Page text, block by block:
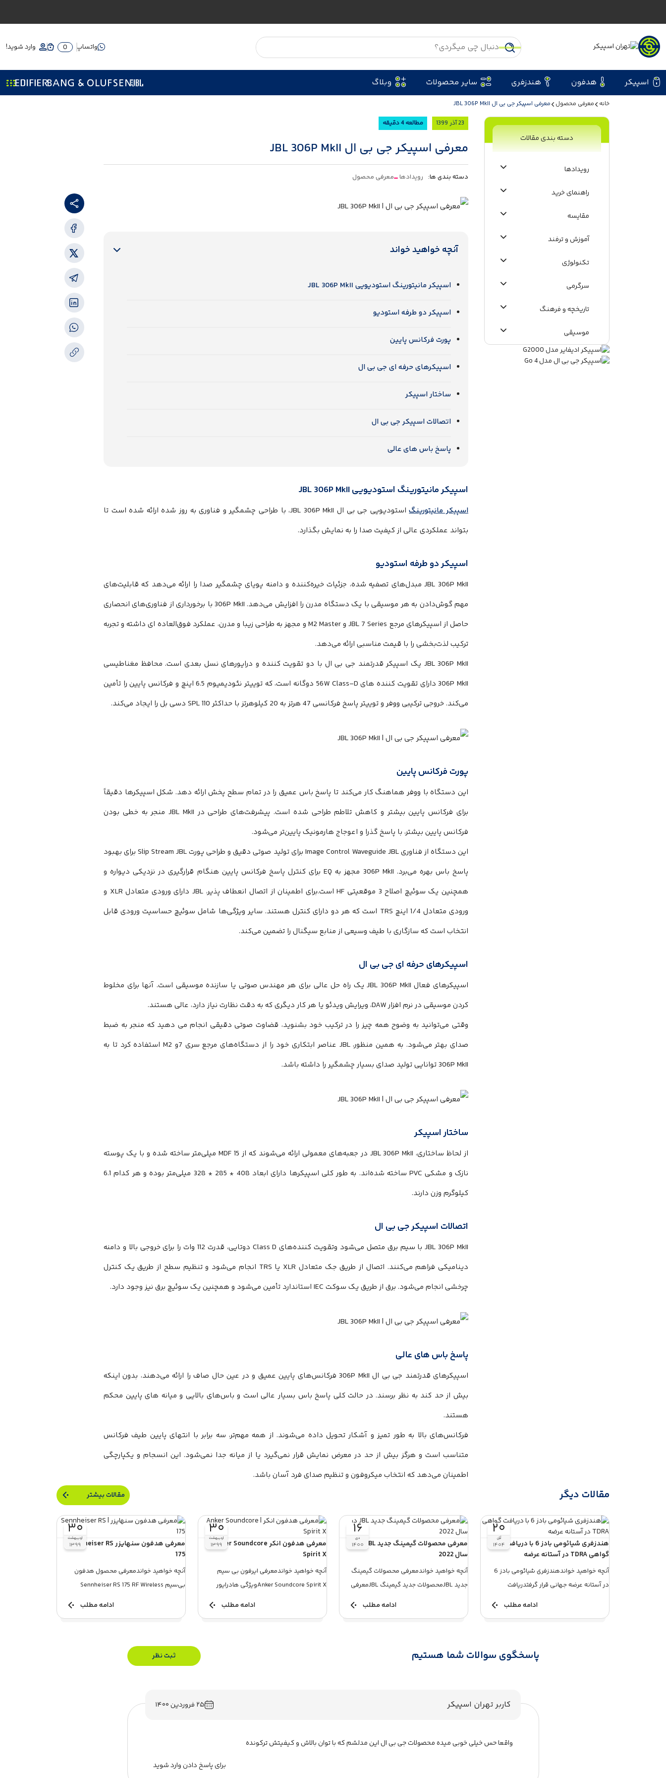
واتساپ 0 وارد شوید!
اسپیکر هدفون هندزفری سایر محصولات وبلاگ
خانه معرفی محصول معرفی اسپیکر جی بی ال JBL 306P MkII
دسته بندی مقالات
رویدادها
راهنمای خرید
مقایسه
آموزش و ترفند
تکنولوژی
سرگرمی
تاریخچه و فرهنگ
موسیقی
اطلاعات عمومی
23 آذر 1399 مطالعه 4 دقیقه
معرفی اسپیکر جی بی ال JBL 306P MkII
دسته بندی ها: رویدادها معرفی محصول
آنچه خواهید خواند
اسپیکر مانیتورینگ استودیویی JBL 306P MkII
اسپیکر دو طرفه استودیو
پورت فرکانس پایین
اسپیکرهای حرفه ای جی بی ال
ساختار اسپیکر
اتصالات اسپیکر جی بی ال
پاسخ باس های عالی
اسپیکر مانیتورینگ استودیویی JBL 306P MkII
اسپیکر مانیتورینگ
استودیویی جی بی ال JBL 306P MkII، با طراحی چشمگیر و فناوری به روز شده ارائه شده است تا
بتواند عملکردی عالی از کیفیت صدا را به نمایش بگذارد.
اسپیکر دو طرفه استودیو
JBL 306P MkII مبدل‌‌‌‌‌‌‌‌‌‌‌‌‌‌‌‌‌‌‌‌‌‌‌‌‌‌‌‌‌‌‌‌‌‌‌‌‌‌‌‌های تصفیه شده، جزئیات خیره‌‌‌‌‌‌‌‌‌‌‌‌‌‌‌‌‌‌‌‌‌‌‌‌‌‌‌‌‌‌‌‌‌‌‌‌‌‌‌‌كننده و دامنه پویای چشمگیر صدا را ارائه می‌‌‌‌‌‌‌‌‌‌‌‌‌‌‌‌‌‌‌‌‌‌‌‌‌‌‌‌‌‌‌‌‌‌‌‌‌‌‌‌دهد كه قابلیت‌‌‌‌‌‌‌‌‌‌‌‌‌‌‌‌‌‌‌‌‌‌‌‌‌‌‌‌‌‌‌‌‌‌‌‌‌‌‌‌های
مهم گوش‌‌‌‌‌‌‌‌‌‌‌‌‌‌‌‌‌‌‌‌‌‌‌‌‌‌‌‌‌‌‌‌‌‌‌‌‌‌‌‌دادن به هر موسیقی با یک دستگاه مدرن را افزایش می‌‌‌‌‌‌‌‌‌‌‌‌‌‌‌‌‌‌‌‌‌‌‌‌‌‌‌‌‌‌‌‌‌‌‌‌‌‌‌‌دهد. 306P MkII با برخورداری از فناوری‌‌‌‌‌‌‌‌‌‌‌‌‌‌‌‌‌‌‌‌‌‌‌‌‌‌‌‌‌‌‌‌‌‌‌‌‌‌‌‌های انحصاری
حاصل از اسپیکرهای مرجع JBL 7 Series و M2 Master و مجهز به طراحی زیبا و مدرن، عملکرد فوق‌‌‌‌‌‌‌‌‌‌‌‌‌‌‌‌‌‌‌‌‌‌‌‌‌‌‌‌‌‌‌‌‌‌‌‌‌‌‌‌العاده ای داشته و تجربه
ترکیب لذت‌‌‌‌‌‌‌‌‌‌‌‌‌‌‌‌‌‌‌‌‌‌‌‌‌‌‌‌‌‌‌‌‌‌‌‌‌‌‌‌بخشی را با قیمت مناسبی ارائه می‌‌‌‌‌‌‌‌‌‌‌‌‌‌‌‌‌‌‌‌‌‌‌‌‌‌‌‌‌‌‌‌‌‌‌‌‌‌‌‌دهد.
JBL 306P MkII یک اسپیکر قدرتمند جی بی ال با دو تقویت کننده و درایورهای نسل بعدی است. محافظ مغناطیسی
306P MkII دارای تقویت کننده های 56W Class-D دوگانه است، که توییتر نئودیمیوم 6.5 اینچ و فرکانس پایین را تأمین
می‌‌‌‌‌‌‌‌‌‌‌‌‌‌‌‌‌‌‌‌‌‌‌‌‌‌‌‌‌‌‌‌‌‌‌‌‌‌‌‌کند. خروجی ترکیبی ووفر و توییتر پاسخ فرکانسی 47 هرتز به 20 کیلوهرتز با حداکثر SPL 110 دسی بل را ایجاد می‌‌‌‌‌‌‌‌‌‌‌‌‌‌‌‌‌‌‌‌‌‌‌‌‌‌‌‌‌‌‌‌‌‌‌‌‌‌‌‌کند.
پورت فرکانس پایین
این دستگاه با ووفر هماهنگ کار می‌‌‌‌‌‌‌‌‌‌‌‌‌‌‌‌‌‌‌‌‌‌‌‌‌‌‌‌‌‌‌‌‌‌‌‌‌‌‌‌کند تا پاسخ باس عمیق را در تمام سطح پخش ارائه دهد. شکل اسپیکرها دقیقاً
برای فرکانس پایین بیشتر و کاهش تلاطم طراحی شده است. پیشرفت‌‌‌‌‌‌‌‌‌‌‌‌‌‌‌‌‌‌‌‌‌‌‌‌‌‌‌‌‌‌‌‌‌‌‌‌‌‌‌‌های طراحی در JBL MkII منجر به خطی بودن
فرکانس پایین بیشتر، با پاسخ گذرا و اعوجاج هارمونیک پایین‌‌‌‌‌‌‌‌‌‌‌‌‌‌‌‌‌‌‌‌‌‌‌‌‌‌‌‌‌‌‌‌‌‌‌‌‌‌‌‌تر می‌‌‌‌‌‌‌‌‌‌‌‌‌‌‌‌‌‌‌‌‌‌‌‌‌‌‌‌‌‌‌‌‌‌‌‌‌‌‌‌شود.
این دستگاه از فناوری Image Control Waveguide JBL برای تولید صوتی دقیق و طراحی پورت Slip Stream JBL برای بهبود
پاسخ باس بهره می‌‌‌‌‌‌‌‌‌‌‌‌‌‌‌‌‌‌‌‌‌‌‌‌‌‌‌‌‌‌‌‌‌‌‌‌‌‌‌‌برد. 306P MkII مجهز به EQ برای کنترل پاسخ فرکانس پایین هنگام قرارگیری در نزدیکی دیواره و
همچنین یک سوئیچ اصلاح 3 موقعیتی HF است.برای اطمینان از اتصال انعطاف پذیر، JBL دارای ورودی متعادل XLR و
ورودی متعادل 1/4 اینچ TRS است که هر دو دارای کنترل هستند. سایر ویژگی‌‌‌‌‌‌‌‌‌‌‌‌‌‌‌‌‌‌‌‌‌‌‌‌‌‌‌‌‌‌‌‌‌‌‌‌‌‌‌‌ها شامل سوئیچ حساسیت ورودی قابل
انتخاب است که سازگاری با طیف وسیعی از منابع سیگنال را تضمین می‌‌‌‌‌‌‌‌‌‌‌‌‌‌‌‌‌‌‌‌‌‌‌‌‌‌‌‌‌‌‌‌‌‌‌‌‌‌‌‌کند.
اسپیکرهای حرفه ای جی بی ال
اسپیکرهای فعال JBL 306P MkII یک راه حل عالی برای هر مهندس صوتی یا سازنده موسیقی است. آنها برای مخلوط
کردن موسیقی در نرم افزار DAW، ویرایش ویدئو یا هر کار دیگری که به دقت نظارت نیاز دارد، عالی هستند.
وقتی می‌‌‌‌‌‌‌‌‌‌‌‌‌‌‌‌‌‌‌‌‌‌‌‌‌‌‌‌‌‌‌‌‌‌‌‌‌‌‌‌توانید به وضوح همه چیز را در ترکیب خود بشنوید، قضاوت صوتی دقیقی انجام می دهید که منجر به ضبط
صدای بهتر می‌‌‌‌‌‌‌‌‌‌‌‌‌‌‌‌‌‌‌‌‌‌‌‌‌‌‌‌‌‌‌‌‌‌‌‌‌‌‌‌شود. به همین منظور، JBL عناصر ابتکاری خود را از دستگاه‌‌‌‌‌‌‌‌‌‌‌‌‌‌‌‌‌‌‌‌‌‌‌‌‌‌‌‌‌‌‌‌‌‌‌‌‌‌‌‌های مرجع سری 7و M2 استفاده کرد تا به
306P MkII توانایی تولید صدای بسیار چشمگیر را داشته باشد.
ساختار اسپیکر
از لحاظ ساختاری، JBL 306P MkII در جعبه‌‌‌‌‌‌‌‌‌‌‌‌‌‌‌‌‌‌‌‌‌‌‌‌‌‌‌‌‌‌‌‌‌‌‌‌‌‌‌‌های معمولی ارائه می‌‌‌‌‌‌‌‌‌‌‌‌‌‌‌‌‌‌‌‌‌‌‌‌‌‌‌‌‌‌‌‌‌‌‌‌‌‌‌‌شوند که از MDF 15 میلی‌‌‌‌‌‌‌‌‌‌‌‌‌‌‌‌‌‌‌‌‌‌‌‌‌‌‌‌‌‌‌‌‌‌‌‌‌‌‌‌متر ساخته شده و با یک پوسته
نازک و مشکی PVC ساخته شده‌‌‌‌‌‌‌‌‌‌‌‌‌‌‌‌‌‌‌‌‌‌‌‌‌‌‌‌‌‌‌‌‌‌‌‌‌‌‌‌اند. به طور کلی اسپیکرها دارای ابعاد 408 * 285 * 328 میلی‌‌‌‌‌‌‌‌‌‌‌‌‌‌‌‌‌‌‌‌‌‌‌‌‌‌‌‌‌‌‌‌‌‌‌‌‌‌‌‌متر بوده و هر کدام 6.1
کیلوگرم وزن دارند.
اتصالات اسپیکر جی بی ال
JBL 306P MkII با سیم برق متصل می‌‌‌‌‌‌‌‌‌‌‌‌‌‌‌‌‌‌‌‌‌‌‌‌‌‌‌‌‌‌‌‌‌‌‌‌‌‌‌‌شود وتقویت کننده‌‌‌‌‌‌‌‌‌‌‌‌‌‌‌‌‌‌‌‌‌‌‌‌‌‌‌‌‌‌‌‌‌‌‌‌‌‌‌‌های Class D دوتایی، قدرت 112 وات را برای خروجی بالا و دامنه
دینامیکی فراهم می‌‌‌‌‌‌‌‌‌‌‌‌‌‌‌‌‌‌‌‌‌‌‌‌‌‌‌‌‌‌‌‌‌‌‌‌‌‌‌‌کنند. اتصال از طریق جک متعادل XLR یا TRS انجام می‌‌‌‌‌‌‌‌‌‌‌‌‌‌‌‌‌‌‌‌‌‌‌‌‌‌‌‌‌‌‌‌‌‌‌‌‌‌‌‌شود و تنظیم سطح از طریق یک کنترل
چرخشی انجام می‌‌‌‌‌‌‌‌‌‌‌‌‌‌‌‌‌‌‌‌‌‌‌‌‌‌‌‌‌‌‌‌‌‌‌‌‌‌‌‌شود. برق از طریق یک سوکت IEC استاندارد تأمین می‌‌‌‌‌‌‌‌‌‌‌‌‌‌‌‌‌‌‌‌‌‌‌‌‌‌‌‌‌‌‌‌‌‌‌‌‌‌‌‌شود و همچنین یک سوئیچ برق نیز وجود دارد.
پاسخ باس های عالی
اسپیکرهای قدرتمند جی بی ال 306P MkII فرکانس‌‌‌‌‌‌‌‌‌‌‌‌‌‌‌‌‌‌‌‌‌‌‌‌‌‌‌‌‌‌‌‌‌‌‌‌‌‌‌‌های پایین عمیق و در عین حال صاف را ارائه می‌‌‌‌‌‌‌‌‌‌‌‌‌‌‌‌‌‌‌‌‌‌‌‌‌‌‌‌‌‌‌‌‌‌‌‌‌‌‌‌دهند، بدون اینکه
بیش از حد کند به نظر برسند. در حالت کلی پاسخ باس بسیار عالی است و باس‌‌‌‌‌‌‌‌‌‌‌‌‌‌‌‌‌‌‌‌‌‌‌‌‌‌‌‌‌‌‌‌‌‌‌‌‌‌‌‌های بالایی و میانه های پایین محکم
هستند.
فرکانس‌‌‌‌‌‌‌‌‌‌‌‌‌‌‌‌‌‌‌‌‌‌‌‌‌‌‌‌‌‌‌‌‌‌‌‌‌‌‌‌های بالا به طور تمیز و آشکار تحویل داده می‌‌‌‌‌‌‌‌‌‌‌‌‌‌‌‌‌‌‌‌‌‌‌‌‌‌‌‌‌‌‌‌‌‌‌‌‌‌‌‌شوند. از همه مهم‌‌‌‌‌‌‌‌‌‌‌‌‌‌‌‌‌‌‌‌‌‌‌‌‌‌‌‌‌‌‌‌‌‌‌‌‌‌‌‌تر، سه برابر با انتهای پایین طیف فرکانس
متناسب است و هرگز بیش از حد در معرض نمایش قرار نمی‌‌‌‌‌‌‌‌‌‌‌‌‌‌‌‌‌‌‌‌‌‌‌‌‌‌‌‌‌‌‌‌‌‌‌‌‌‌‌‌گیرد یا از میانه جدا نمی‌‌‌‌‌‌‌‌‌‌‌‌‌‌‌‌‌‌‌‌‌‌‌‌‌‌‌‌‌‌‌‌‌‌‌‌‌‌‌‌شود. این انسجام و یکپارچگی
اطمینان می‌‌‌‌‌‌‌‌‌‌‌‌‌‌‌‌‌‌‌‌‌‌‌‌‌‌‌‌‌‌‌‌‌‌‌‌‌‌‌‌دهد که انتخاب میکروفون و تنظیم صدای فرد آسان باشد.
مقالات دیگر مقالات بیشتر
۲۰
آبان
۱۴۰۴
هندزفری شیائومی بادز 6 با دریافت
گواهی TDRA در آستانه عرضه
آنچه خواهید خواندهندزفری شیائومی بادز 6
در آستانه عرضه جهانی قرار گرفتدریافت
ادامه مطلب
۱۶
دی
۱۴۰۰
معرفی محصولات گیمینگ جدید JBL در
سال 2022
آنچه خواهید خواندمعرفی محصولات گیمینگ
جدید JBLمحصولات جدید گیمینگ JBLمعرفی
ادامه مطلب
۳۰
اردیبهشت
۱۳۹۹
معرفی هدفون انکر Anker Soundcore
Spirit X
آنچه خواهید خواندمعرفی ایرفون بی سیم
Anker Soundcore Spirit Xویژگی هادرایور
ادامه مطلب
۳۰
اردیبهشت
۱۳۹۹
معرفی هدفون سنهایزر Sennheiser RS
175
آنچه خواهید خواندمعرفی محصول هدفون
بی‌سيم Sennheiser RS 175 RF Wireless
ادامه مطلب
پاسخگوی سوالات شما هستیم ثبت نظر
کاربر تهران اسپیکر ۲۵ فروردین ۱۴۰۰
واقعا حس خیلی خوبی میده محصولات جی بی ال این مدلشم که با توان بالاش و کیفیتش ترکونده
برای پاسخ دادن وارد شوید